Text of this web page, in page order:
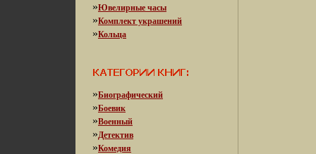
»Ювелирные часы
»Комплект украшений
»Кольца
»Биографический
»Боевик
»Военный
»Детектив
»Комедия